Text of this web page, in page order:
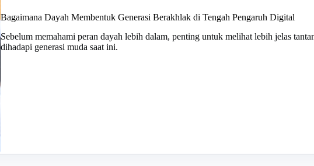
Bagaimana Dayah Membentuk Generasi Berakhlak di Tengah Pengaruh Digital
Sebelum memahami peran dayah lebih dalam, penting untuk melihat lebih jelas
dihadapi generasi muda saat ini.